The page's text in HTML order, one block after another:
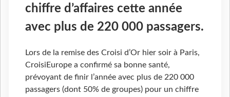
chiffre d’affaires cette année
avec plus de 220 000 passagers.
Lors de la remise des Croisi d’Or hier soir à Paris,
CroisiEurope a confirmé sa bonne santé,
prévoyant de finir l’année avec plus de 220 000
passagers (dont 50% de groupes) pour un chiffre